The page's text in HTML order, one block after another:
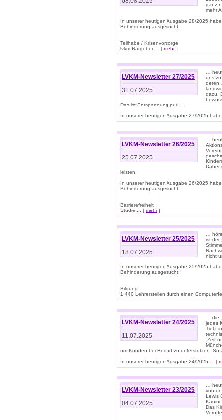
ganz
mehr
In unserer heutigen Ausgabe 28/2025
Behinderung ausgesucht:
Teilhabe / Krisenvorsorge
lvkm-Ratgeber ... [ mehr]
LVKM-Newsletter 27/2025
31.07.2025
…
uns zu
deren
dazu.
Das ist Entspannung pur …
In unserer heutigen Ausgabe 27/2025
LVKM-Newsletter 26/2025
25.07.2025
…
Daher
leisten.
In unserer heutigen Ausgabe 26/2025
Behinderung ausgesucht:
Barrierefreiheit
Studie ... [ mehr]
LVKM-Newsletter 25/2025
18.07.2025
…
ist der
nicht
In unserer heutigen Ausgabe 25/2025
Behinderung ausgesucht:
Bildung
1.440 Lehrerstellen durch einen
LVKM-Newsletter 24/2025
11.07.2025
… die
jedes
Tietz
„Zeit
um Kunden bei Bedarf zu unterstützen.
In unserer heutigen Ausgabe 24/2025 ... [
LVKM-Newsletter 23/2025
04.07.2025
…
von
Lewis
Das